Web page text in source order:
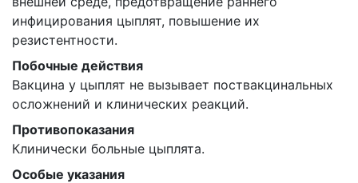
инфицирования цыплят, повышение их
резистентности.
Побочные действия
Вакцина у цыплят не вызывает поствакцинальных
осложнений и клинических реакций.
Противопоказания
Клинически больные цыплята.
Особые указания